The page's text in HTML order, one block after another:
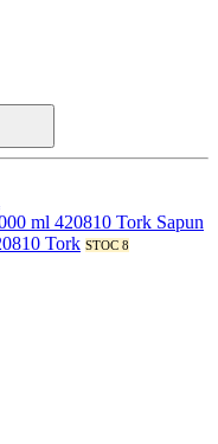
Sapun
Tork STOC 8